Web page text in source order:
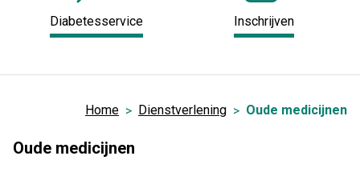
Diabetesservice Inschrijven
Home Dienstverlening Oude medicijnen
Oude medicijnen